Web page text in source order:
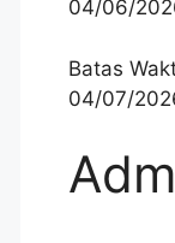
04/06/
Batas
04/07/